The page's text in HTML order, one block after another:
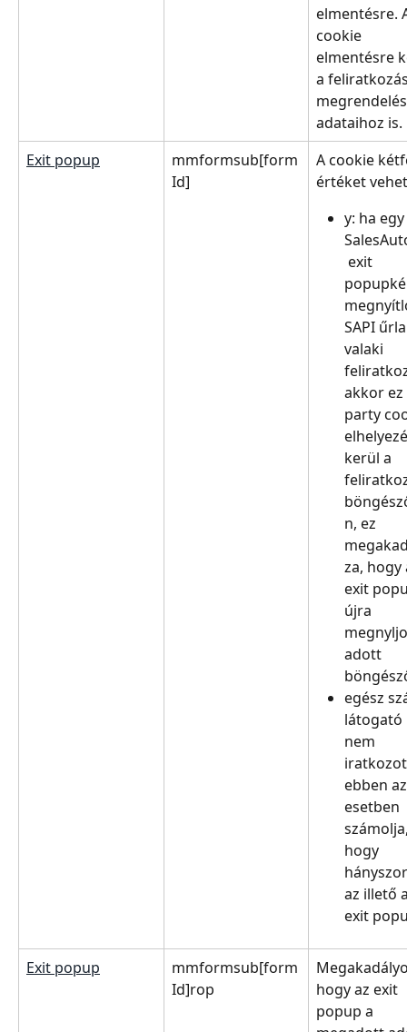
elmentésre.
cookie
elmentésre
a
adataihoz is.
Exit popup
mmformsub[form
Id]
A cookie
értéket
y: ha egy
exit
SAPI
valaki
akkor
party
kerül a
n, ez
za,
exit
újra
adott
egész
nem
ebben
esetben
hogy
az illető
exit
Exit popup
mmformsub[form
Id]rop
hogy az exit
popup a